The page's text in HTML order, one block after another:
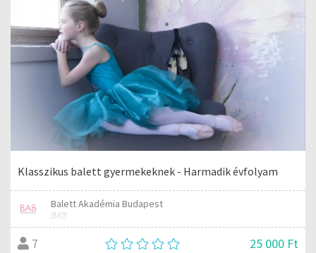
Klasszikus balett gyermekeknek - Harmadik évfolyam
Balett Akadémia Budapest
BAB
7 25 000 Ft